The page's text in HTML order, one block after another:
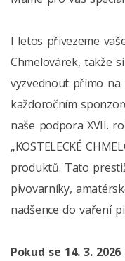
I letos přivezeme
Chmelovárek, takže
vyzvednout přímo na
každoročním
naše podpora XVII.
„KOSTELECKÉ
produktů. Tato
pivovarníky,
nadšence do vaření
Pokud se 14. 3.